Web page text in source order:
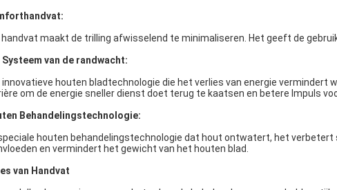
maakt de trilling afwisselend te minimaliseren. Het geeft de
Systeem van de randwacht:
innovatieve houten bladtechnologie die het verlies van energie
om de energie sneller dienst doet terug te kaatsen en betere Impuls
Behandelingstechnologie:
houten behandelingstechnologie dat hout ontwatert, het verbetert
en vermindert het gewicht van het houten blad.
van Handvat